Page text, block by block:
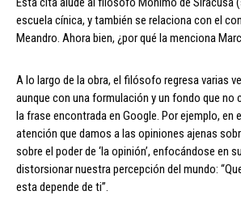
escuela cínica, y también se relaciona con el
Meandro. Ahora bien, ¿por qué la menciona
A lo largo de la obra, el filósofo regresa varias
aunque con una formulación y un fondo que no
la frase encontrada en Google. Por ejemplo, en
atención que damos a las opiniones ajenas
sobre el poder de ‘la opinión’, enfocándose en
distorsionar nuestra percepción del mundo:
esta depende de ti”.